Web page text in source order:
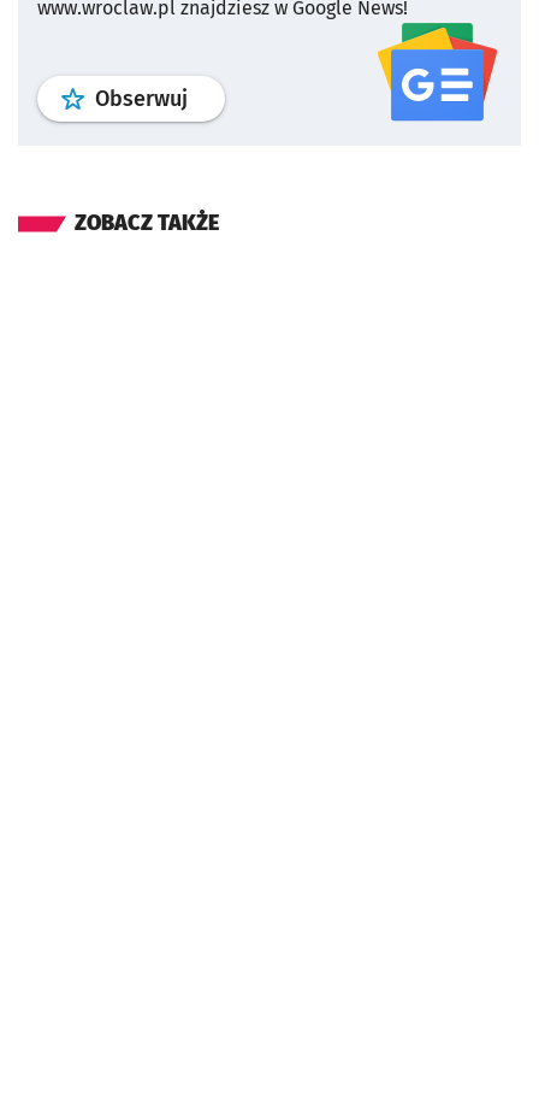
www.wroclaw.pl znajdziesz w Google News!
Obserwuj profil serwisu
ZOBACZ TAKŻE